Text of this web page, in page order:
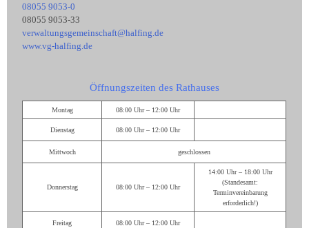
08055 9053-0
08055 9053-33
verwaltungsgemeinschaft@halfing.de
www.vg-halfing.de
Öffnungszeiten des Rathauses
Montag 08:00 Uhr – 12:00 Uhr
Dienstag 08:00 Uhr – 12:00 Uhr
Mittwoch geschlossen
Donnerstag 08:00 Uhr – 12:00 Uhr
14:00 Uhr – 18:00 Uhr
(Standesamt:
Terminvereinbarung
erforderlich!)
Freitag 08:00 Uhr – 12:00 Uhr